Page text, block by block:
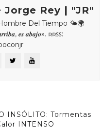
Jorge Rey | "JR"
Hombre Del Tiempo 🌤🌍
𝒆𝒔 𝒂𝒃𝒂𝒋𝒐». ʀʀꜱꜱ:
INSÓLITO: Tormentas
INTENSO